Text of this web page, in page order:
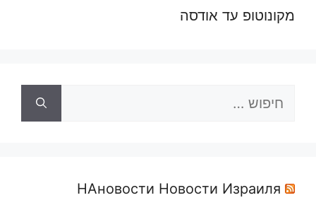
מקונוטופ עד אודסה
НАновости Новости Израиля